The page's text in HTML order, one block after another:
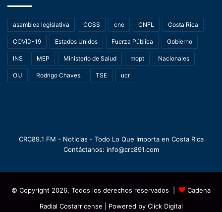
asamblea legislativa CCSS cne CNFL Costa Rica
COVID-19 Estados Unidos Fuerza Pública Gobierno
INS MEP Ministerio de Salud mopt Nacionales
OIJ Rodrigo Chaves. TSE ucr
CRC89.1 FM - Noticias - Todo Lo Que Importa en Costa Rica
Contáctanos: info@crc891.com
© Copyright 2026, Todos los derechos reservados |
Cadena
Radial Costarricense | Powered by Click Digital